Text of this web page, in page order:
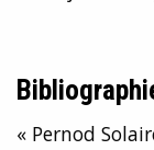
« Pernod